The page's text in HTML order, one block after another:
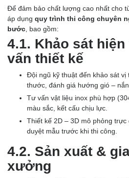
Để đảm bảo chất lượng cao nhất cho
áp dụng quy trình thi công chuyên
bước , bao gồm:
4.1. Khảo sát
vấn thiết kế
Đội ngũ kỹ thuật đến khảo sát vị
thước, đánh giá hướng gió –
Tư vấn vật liệu inox phù hợp
màu sắc, kết cấu chịu lực.
Thiết kế 2D – 3D mô phỏng trực
duyệt mẫu trước khi thi công.
4.2. Sản xuất &
xưởng